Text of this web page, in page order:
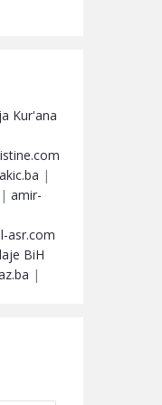
Kur'ana
|
| amir-
asr.com
BiH
|